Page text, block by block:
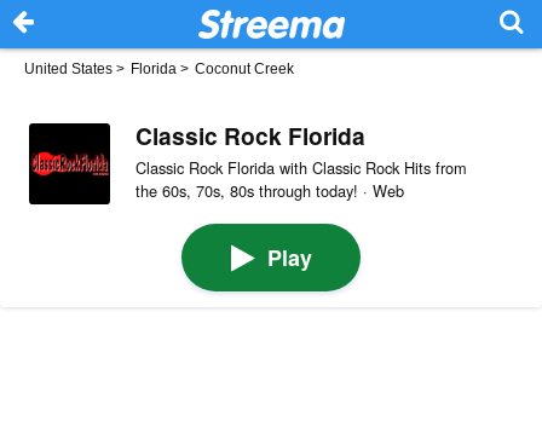
United States > Florida > Coconut Creek
Classic Rock Florida
Classic Rock Florida with Classic Rock Hits from
the 60s, 70s, 80s through today! · Web
Play